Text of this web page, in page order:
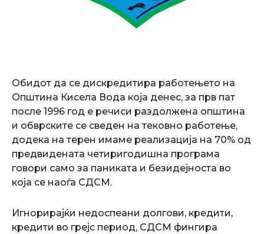
Обидот да се дискредитира работењето на
Општина Кисела Вода која денес, за прв пат
после 1996 год е речиси раздолжена општина
и обврските се сведен на тековно работење,
додека на терен имаме реализација на 70% од
предвидената четиригодишна програма
говори само за паниката и безидејноста во
која се наоѓа СДСМ.
Игнорирајќи недоспеани долгови, кредити,
кредити во грејс период, СДСМ фингира